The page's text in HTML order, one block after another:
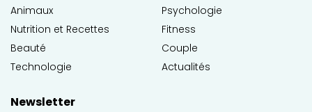
Animaux
Nutrition et Recettes
Beauté
Technologie
Psychologie
Fitness
Couple
Actualités
Newsletter